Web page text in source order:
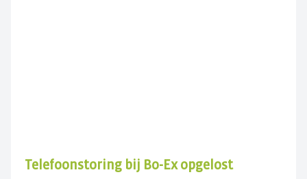
Telefoonstoring bij Bo-Ex opgelost